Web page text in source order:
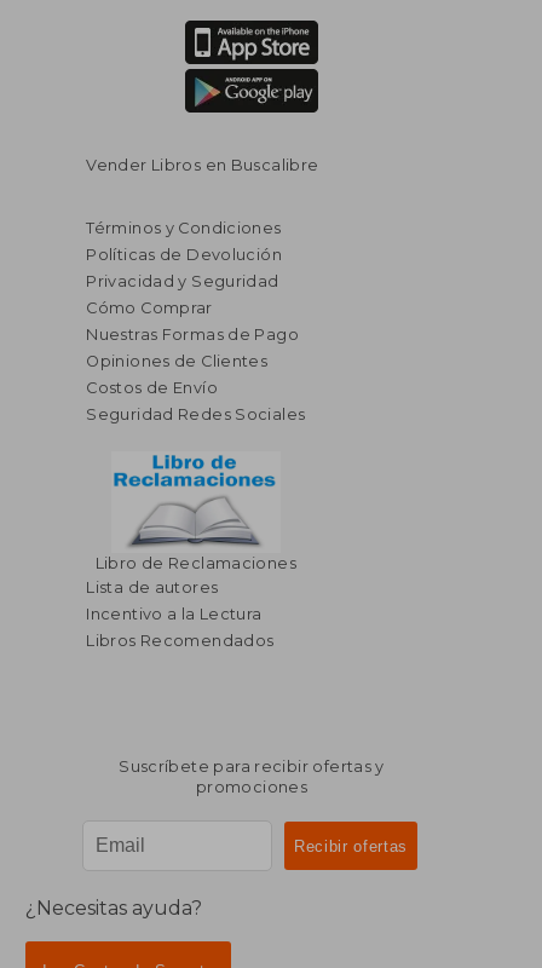
Vender Libros en Buscalibre
Términos y Condiciones
Políticas de Devolución
Privacidad y Seguridad
Cómo Comprar
Nuestras Formas de Pago
Opiniones de Clientes
Costos de Envío
Seguridad Redes Sociales
Libro de Reclamaciones
Lista de autores
Incentivo a la Lectura
Libros Recomendados
Suscríbete para recibir ofertas y
promociones
¿Necesitas ayuda?